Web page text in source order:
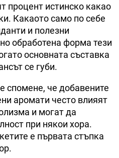
процент истинско какао
Какаото само по себе
и полезни
обработена форма тези
основната съставка
се губи.
спомене, че добавените
аромати често влияят
и могат да
при някои хора.
е първата стъпка